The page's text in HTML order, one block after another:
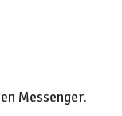
Messenger.